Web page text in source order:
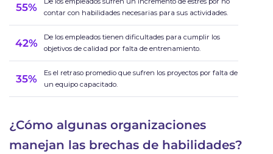
55%
contar con habilidades necesarias para sus actividades.
42%
De los empleados tienen dificultades para cumplir los
objetivos de calidad por falta de entrenamiento.
35%
Es el retraso promedio que sufren los proyectos por falta de
un equipo capacitado.
¿Cómo algunas organizaciones
manejan las brechas de habilidades?